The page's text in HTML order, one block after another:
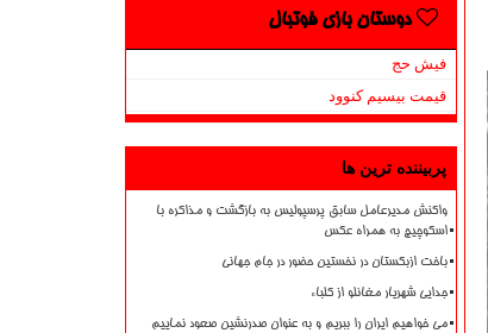
دوستان بازی فوتبال
فیش حج
قیمت بیسیم کنوود
پربیننده ترین ها
واکنش مدیرعامل سابق پرسپولیس به بازگشت و مذاکره با
اسکوچیچ به همراه عکس
باخت ازبکستان در نخستین حضور در جام جهانی
جدایی شهریار مغانلو از کلباء
می خواهیم ایران را ببریم و به عنوان صدرنشین صعود نماییم